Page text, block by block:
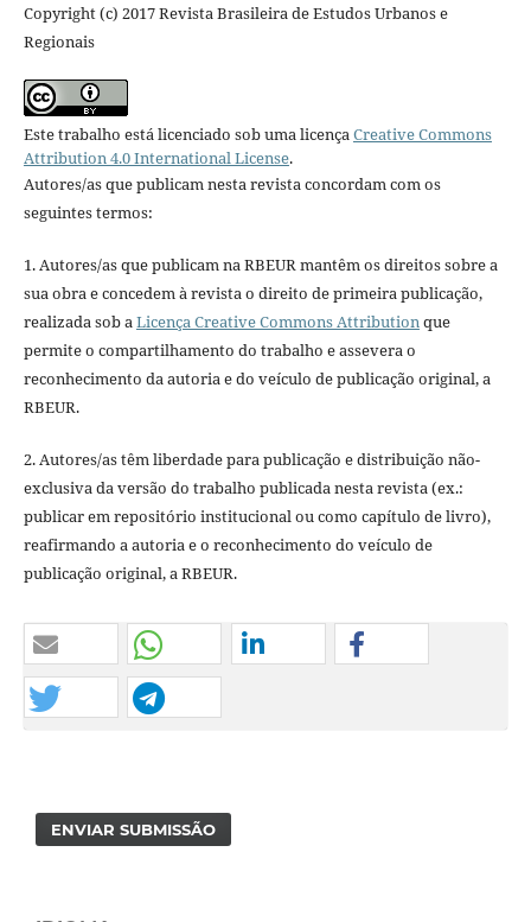
Copyright (c) 2017 Revista Brasileira de Estudos Urbanos e
Regionais
Este trabalho está licenciado sob uma licençaCreative Commons
Attribution 4.0 International License.
Autores/as que publicam nesta revista concordam com os
seguintes termos:
1. Autores/as que publicam na RBEUR mantêm os direitos sobre a
sua obra e concedem à revista o direito de primeira publicação,
realizada sob aLicença Creative Commons Attributionque
permite o compartilhamento do trabalho e assevera o
reconhecimento da autoria e do veículo de publicação original, a
RBEUR.
2. Autores/as têm liberdade para publicação e distribuição não-
exclusiva da versão do trabalho publicada nesta revista (ex.:
publicar em repositório institucional ou como capítulo de livro),
reafirmando a autoria e o reconhecimento do veículo de
publicação original, a RBEUR.
ENVIAR SUBMISSÃO